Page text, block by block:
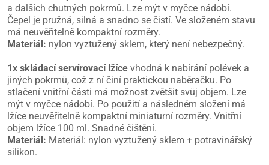
a dalších chutných pokrmů. Lze mýt v myčce nádobí.
Čepel je pružná, silná a snadno se čistí. Ve složeném stavu
má neuvěřitelně kompaktní rozměry.
Materiál: nylon vyztužený sklem, který není nebezpečný.
1x skládací servírovací lžíce vhodná k nabírání polévek a
jiných pokrmů, což z ní činí praktickou naběračku. Po
stlačení vnitřní části má možnost zvětšit svůj objem. Lze
mýt v myčce nádobí. Po použití a následném složení má
lžíce neuvěřitelně kompaktní miniaturní rozměry. Vnitřní
objem lžíce 100 ml. Snadné čištění.
Materiál: Materiál: nylon vyztužený sklem + potravinářský
silikon.